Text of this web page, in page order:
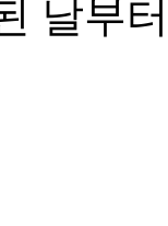
날부